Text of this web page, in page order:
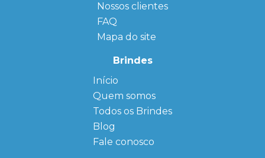
Nossos clientes
FAQ
Mapa do site
Brindes
Início
Quem somos
← Back
FAQ
Sitemap
Todos os Brindes
← Back
Agendas
Personalizadas
Personalizado
Blog
Fale conosco